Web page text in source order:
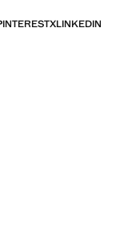
XLINKEDIN